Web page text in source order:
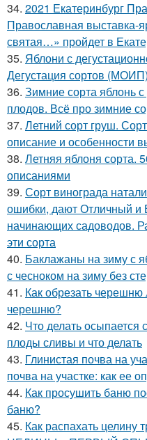
34. 2021 Екатеринбург
Православная выставка-
святая…» пройдет в
35. Яблони с
Дегустация сортов (МОИП)
36. Зимние сорта яблонь
плодов. Всё про зимние
37. Летний сорт груш.
описание и особенности
38. Летняя яблоня сорта.
описаниями
39. Сорт винограда
ошибки, дают Отличный и
начинающих садоводов.
эти сорта
40. Баклажаны на зиму с
с чесноком на зиму без
41. Как обрезать
черешню?
42. Что делать
плоды сливы и что делать
43. Глинистая почва на
почва на участке: как ее
44. Как просушить баню
баню?
45. Как распахать